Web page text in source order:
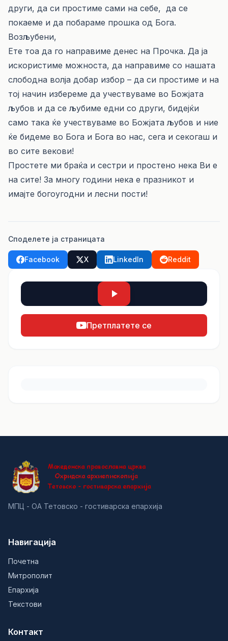
други, да си простиме сами на себе, да се
покаеме и да побараме прошка од Бога.
Возљубени,
Ете тоа да го направиме денес на Прочка. Да ја
искористиме можноста, да направиме со нашата
слободна волја добар избор – да си простиме и на
тој начин избереме да учествуваме во Божјата
љубов и да се љубиме едни со други, бидејќи
само така ќе учествуваме во Божјата љубов и ние
ќе бидеме во Бога и Бога во нас, сега и секогаш и
во сите векови!
Простете ми браќа и сестри и простено нека Ви е
на сите! За многу години нека е празникот и
имајте богоугодни и лесни пости!
Споделете ја страницата
Facebook X LinkedIn Reddit
Претплатете се
МПЦ - ОА Тетовско - гостиварска епархија
Навигација
Почетна
Митрополит
Епархија
Текстови
Контакт